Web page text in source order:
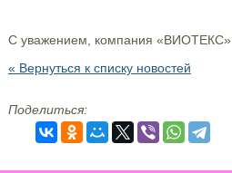
С уважением, компания «ВИОТЕКС»
« Вернуться к списку новостей
Поделиться: